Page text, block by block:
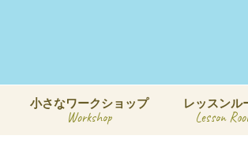
小さなワークショップ
Workshop
レッスンル
Lesson